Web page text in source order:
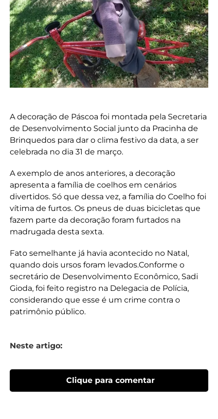
A decoração de Páscoa foi montada pela Secretaria
de Desenvolvimento Social junto da Pracinha de
Brinquedos para dar o clima festivo da data, a ser
celebrada no dia 31 de março.
A exemplo de anos anteriores, a decoração
apresenta a família de coelhos em cenários
divertidos. Só que dessa vez, a família do Coelho foi
vítima de furtos. Os pneus de duas bicicletas que
fazem parte da decoração foram furtados na
madrugada desta sexta.
Fato semelhante já havia acontecido no Natal,
quando dois ursos foram levados.Conforme o
secretário de Desenvolvimento Econômico, Sadi
Gioda, foi feito registro na Delegacia de Polícia,
considerando que esse é um crime contra o
patrimônio público.
Neste artigo:
Clique para comentar